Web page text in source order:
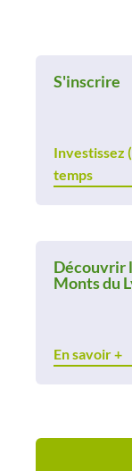
S'inscrire
Investissez
temps
Découvrir
Monts du
En savoir +